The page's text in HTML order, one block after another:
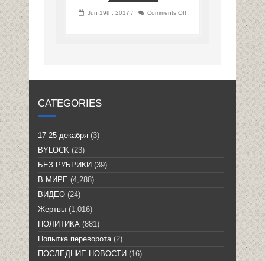
Jun 19th, 2017 / Comments Off
CATEGORIES
17-25 декабря (3)
BYLOCK (23)
БЕЗ РУБРИКИ (39)
В МИРЕ (4,288)
ВИДЕО (24)
Жертвы (1,016)
ПОЛИТИКА (881)
Попытка переворота (2)
ПОСЛЕДНИЕ НОВОСТИ (16)